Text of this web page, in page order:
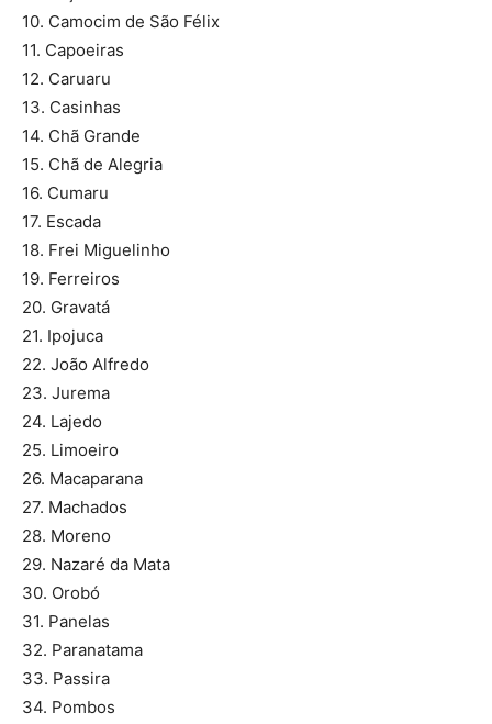
10. Camocim de São Félix
11. Capoeiras
12. Caruaru
13. Casinhas
14. Chã Grande
15. Chã de Alegria
16. Cumaru
17. Escada
18. Frei Miguelinho
19. Ferreiros
20. Gravatá
21. Ipojuca
22. João Alfredo
23. Jurema
24. Lajedo
25. Limoeiro
26. Macaparana
27. Machados
28. Moreno
29. Nazaré da Mata
30. Orobó
31. Panelas
32. Paranatama
33. Passira
34. Pombos